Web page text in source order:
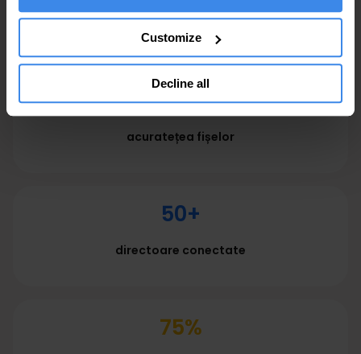
Customize
Decline all
99.8%
acuratețea fișelor
50+
directoare conectate
75%